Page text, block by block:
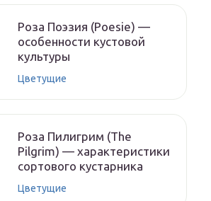
Роза Поэзия (Poesie) —
особенности кустовой
культуры
Цветущие
Роза Пилигрим (The
Pilgrim) — характеристики
сортового кустарника
Цветущие